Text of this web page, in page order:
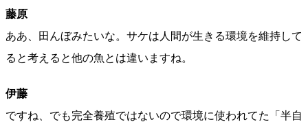
藤原
ああ、田んぼみたいな。サケは人間が生きる環境を維持して
ると考えると他の魚とは違いますね。
伊藤
ですね、でも完全養殖ではないので環境に使われてた「半自